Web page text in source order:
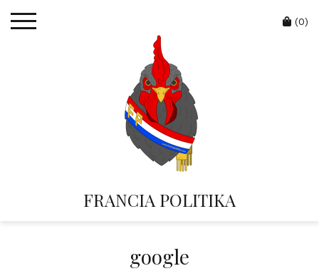
FRANCIA POLITIKA
Cart
(0)
google